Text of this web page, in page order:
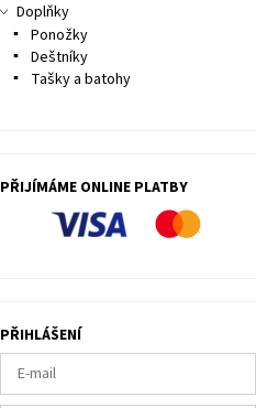
Doplňky
Ponožky
Deštníky
Tašky a batohy
PŘIJÍMÁME ONLINE PLATBY
PŘIHLÁŠENÍ